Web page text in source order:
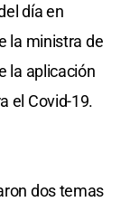
día en
la ministra de
la aplicación
el Covid-19.
dos temas